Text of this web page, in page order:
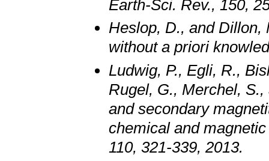
Earth-Sci. Rev., 150,
Heslop, D., and Dillon,
without a priori
Ludwig, P., Egli, R.,
Rugel, G., Merchel,
and secondary
chemical and
110, 321-339, 2013.